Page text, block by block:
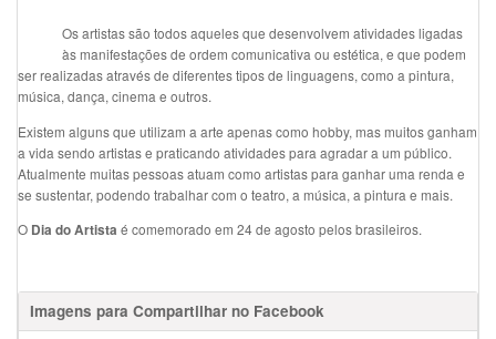
Os artistas são todos aqueles que desenvolvem atividades ligadas
às manifestações de ordem comunicativa ou estética, e que podem
ser realizadas através de diferentes tipos de linguagens, como a pintura,
música, dança, cinema e outros.
Existem alguns que utilizam a arte apenas como hobby, mas muitos ganham
a vida sendo artistas e praticando atividades para agradar a um público.
Atualmente muitas pessoas atuam como artistas para ganhar uma renda e
se sustentar, podendo trabalhar com o teatro, a música, a pintura e mais.
O Dia do Artista é comemorado em 24 de agosto pelos brasileiros.
Imagens para Compartilhar no Facebook